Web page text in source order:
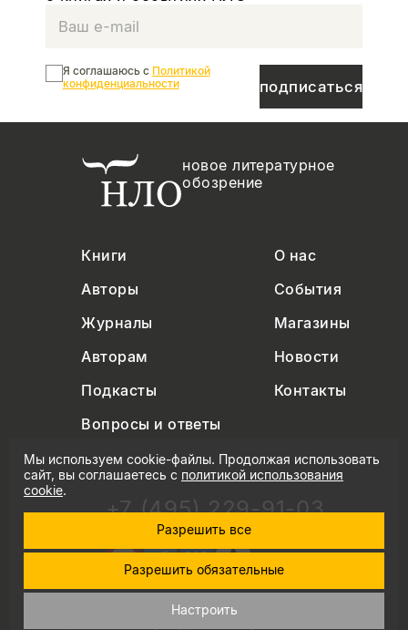
подписаться
Я соглашаюсь с Политикой
конфиденциальности
новое литературное
обозрение
Книги
О нас
Авторы
События
Журналы
Магазины
Авторам
Новости
Подкасты
Контакты
Вопросы и ответы
+7 (495) 229-91-03
info@nlobooks.ru
Мы используем cookie-файлы. Продолжая использовать
сайт, вы соглашаетесь с политикой использования
cookie.
Разрешить все
Разрешить обязательные
Настроить